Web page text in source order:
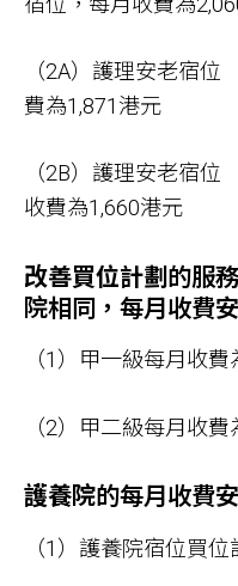
（2A）護理安老宿位
費為1,871港元
（2B）護理安老宿位
收費為1,660港元
改善買位計劃的服
院相同，每月收費
（1）甲一級每月收
（2）甲二級每月收
護養院的每月收費
（1）護養院宿位買